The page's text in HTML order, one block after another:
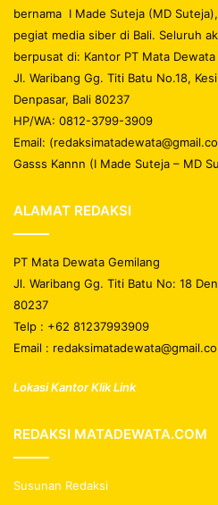
bernama I Made Suteja (MD
pegiat media siber di Bali. Seluruh
berpusat di: Kantor PT Mata
Jl. Waribang Gg. Titi Batu No.18,
Denpasar, Bali 80237
HP/WA: 0812-3799-3909
Email:
Gasss Kannn (I Made Suteja – MD
ALAMAT REDAKSI
PT Mata Dewata Gemilang
Jl. Waribang Gg. Titi Batu No: 18
80237
Telp : +62 81237993909
Email :
Lokasi Kantor Klik Link
REDAKSI MATADEWATA.COM
Susunan Redaksi